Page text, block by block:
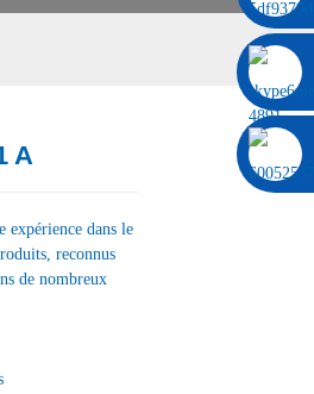
A
dans le
reconnus
de nombreux